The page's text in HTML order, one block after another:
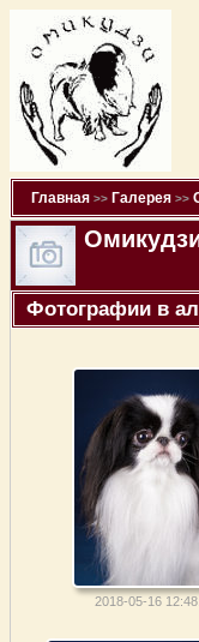
Главная >> Галерея >>
Фотографии в
2018-05-16